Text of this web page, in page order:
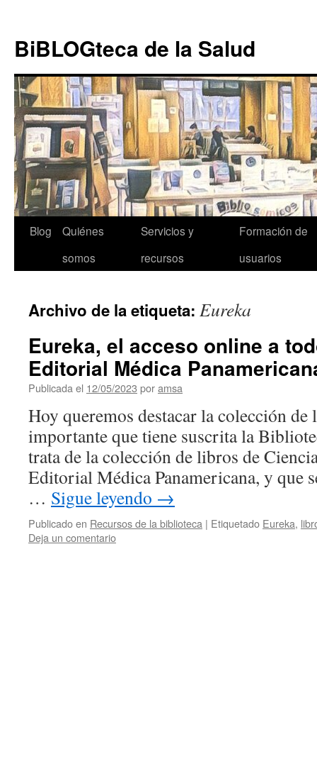
contenido
BiBLOGteca de la Salud
Blog
Quiénes
somos
Servicios y
recursos
Formación de
usuarios
Archivo de la etiqueta: Eureka
Eureka, el acceso online a
Editorial Médica
Publicada el 12/05/2023 poramsa
Hoy queremos destacar la colección
importante que tiene suscrita la
trata de la colección de libros de
Editorial Médica Panamericana, y que
… Sigue leyendo →
Publicado en Recursos de la biblioteca | Etiquetado Eureka,
Deja un comentario